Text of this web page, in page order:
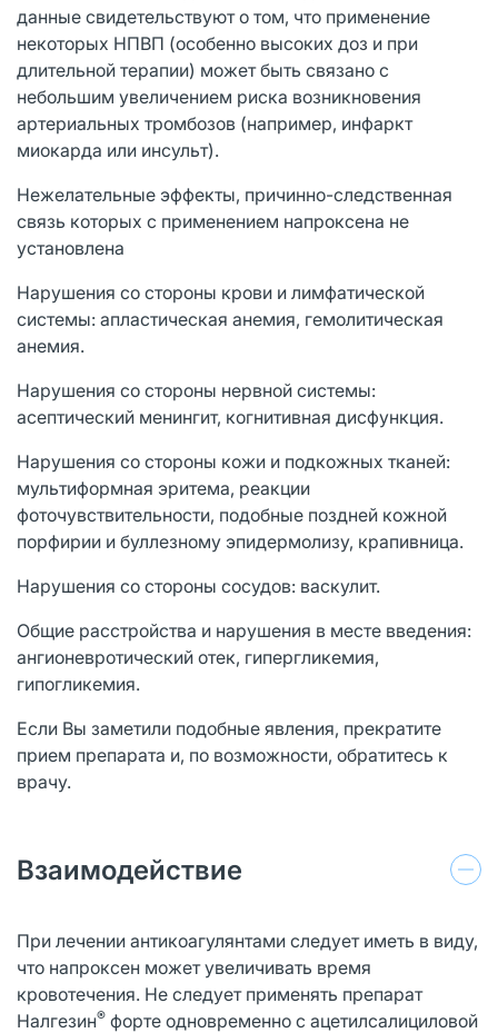
данные свидетельствуют о том, что применение
некоторых НПВП (особенно высоких доз и при
длительной терапии) может быть связано с
небольшим увеличением риска возникновения
артериальных тромбозов (например, инфаркт
миокарда или инсульт).
Нежелательные эффекты, причинно-следственная
связь которых с применением напроксена не
установлена
Нарушения со стороны крови и лимфатической
системы: апластическая анемия, гемолитическая
анемия.
Нарушения со стороны нервной системы:
асептический менингит, когнитивная дисфункция.
Нарушения со стороны кожи и подкожных тканей:
мультиформная эритема, реакции
фоточувствительности, подобные поздней кожной
порфирии и буллезному эпидермолизу, крапивница.
Нарушения со стороны сосудов: васкулит.
Общие расстройства и нарушения в месте введения:
ангионевротический отек, гипергликемия,
гипогликемия.
Если Вы заметили подобные явления, прекратите
прием препарата и, по возможности, обратитесь к
врачу.
Взаимодействие
При лечении антикоагулянтами следует иметь в виду,
что напроксен может увеличивать время
кровотечения. Не следует применять препарат
Налгезин® форте одновременно с ацетилсалициловой